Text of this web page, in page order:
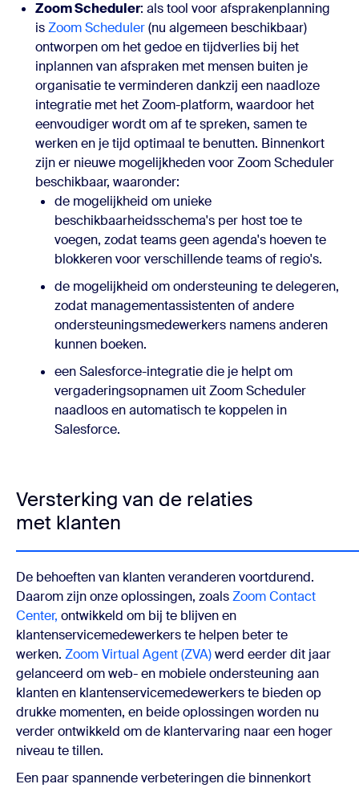
Zoom Scheduler: als tool voor afsprakenplanning
isZoom Scheduler(nu algemeen beschikbaar)
ontworpen om het gedoe en tijdverlies bij het
inplannen van afspraken met mensen buiten je
organisatie te verminderen dankzij een naadloze
integratie met het Zoom-platform, waardoor het
eenvoudiger wordt om af te spreken, samen te
werken en je tijd optimaal te benutten. Binnenkort
zijn er nieuwe mogelijkheden voor Zoom Scheduler
beschikbaar, waaronder:
de mogelijkheid om unieke
beschikbaarheidsschema's per host toe te
voegen, zodat teams geen agenda's hoeven te
blokkeren voor verschillende teams of regio's.
de mogelijkheid om ondersteuning te delegeren,
zodat managementassistenten of andere
ondersteuningsmedewerkers namens anderen
kunnen boeken.
een Salesforce-integratie die je helpt om
vergaderingsopnamen uit Zoom Scheduler
naadloos en automatisch te koppelen in
Salesforce.
Versterking van de relaties
met klanten
De behoeften van klanten veranderen voortdurend.
Daarom zijn onze oplossingen, zoalsZoom Contact
Center, ontwikkeld om bij te blijven en
klantenservicemedewerkers te helpen beter te
werken. Zoom Virtual Agent (ZVA)werd eerder dit jaar
gelanceerd om web- en mobiele ondersteuning aan
klanten en klantenservicemedewerkers te bieden op
drukke momenten, en beide oplossingen worden nu
verder ontwikkeld om de klantervaring naar een hoger
niveau te tillen.
Een paar spannende verbeteringen die binnenkort